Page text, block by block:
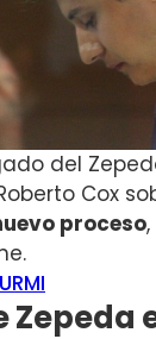
del
Cox
proceso
Zepeda